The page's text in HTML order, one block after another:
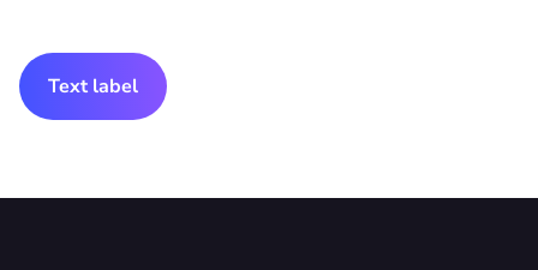
Text label